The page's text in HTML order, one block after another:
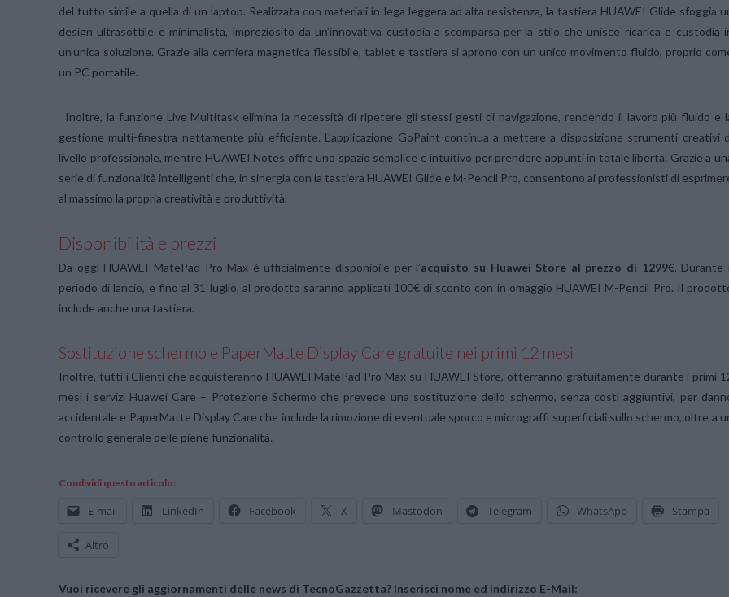
del tutto simile a quella di un laptop. Realizzata con materiali in lega leggera ad alta resistenza, la tastiera HUAWEI Glide sfoggia
design ultrasottile e minimalista, impreziosito da un’innovativa custodia a scomparsa per la stilo che unisce ricarica e custodia
un’unica soluzione. Grazie alla cerniera magnetica flessibile, tablet e tastiera si aprono con un unico movimento fluido, proprio
un PC portatile.
Inoltre, la funzione Live Multitask elimina la necessità di ripetere gli stessi gesti di navigazione, rendendo il lavoro più fluido e
gestione multi-finestra nettamente più efficiente. L’applicazione GoPaint continua a mettere a disposizione strumenti creativi
livello professionale, mentre HUAWEI Notes offre uno spazio semplice e intuitivo per prendere appunti in totale libertà. Grazie a
serie di funzionalità intelligenti che, in sinergia con la tastiera HUAWEI Glide e M-Pencil Pro, consentono ai professionisti di
al massimo la propria creatività e produttività.
Disponibilità e prezzi
Da oggi HUAWEI MatePad Pro Max è ufficialmente disponibile per l’acquisto su Huawei Store al prezzo di 1299€. Durante
periodo di lancio, e fino al 31 luglio, al prodotto saranno applicati 100€ di sconto con in omaggio HUAWEI M-Pencil Pro. Il
include anche una tastiera.
Sostituzione schermo e PaperMatte Display Care gratuite nei primi 12 mesi
Inoltre, tutti i Clienti che acquisteranno HUAWEI MatePad Pro Max su HUAWEI Store, otterranno gratuitamente durante i primi
mesi i servizi Huawei Care – Protezione Schermo che prevede una sostituzione dello schermo, senza costi aggiuntivi, per
accidentale e PaperMatte Display Care che include la rimozione di eventuale sporco e micrograffi superficiali sullo schermo, oltre a
controllo generale delle piene funzionalità.
Condividi questo articolo:
E-mail LinkedIn Facebook X Mastodon Telegram WhatsApp Stampa
Altro
Vuoi ricevere gli aggiornamenti delle news di TecnoGazzetta? Inserisci nome ed indirizzo E-Mail: